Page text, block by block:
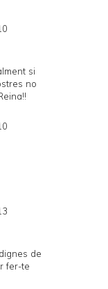
si
no
de
fer-te